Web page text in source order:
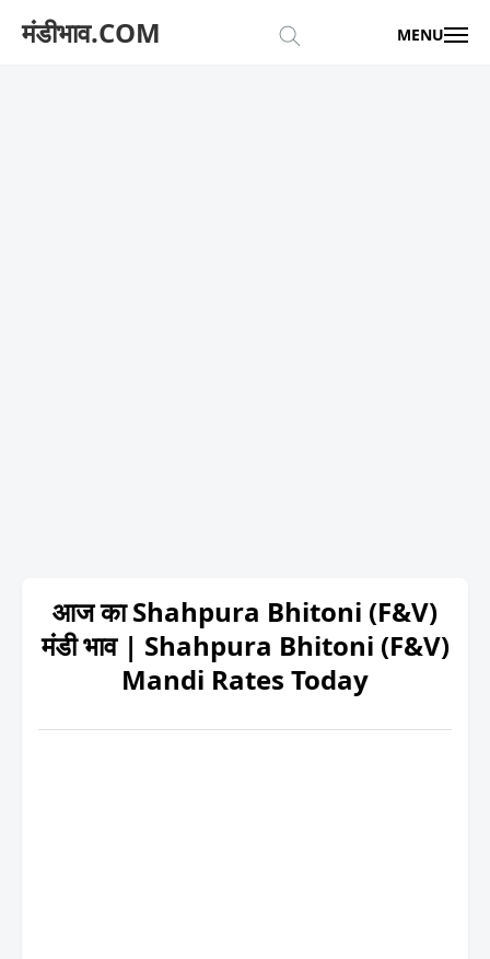
मंडीभाव.COM MENU
आज का Shahpura Bhitoni (F&V)
मंडी भाव | Shahpura Bhitoni (F&V)
Mandi Rates Today